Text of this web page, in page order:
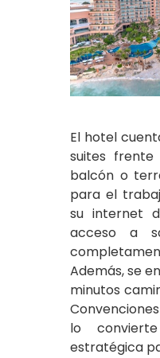
El hotel
suites
balcón o
para el
su internet
acceso a
Además, se
minutos
lo
estratégica